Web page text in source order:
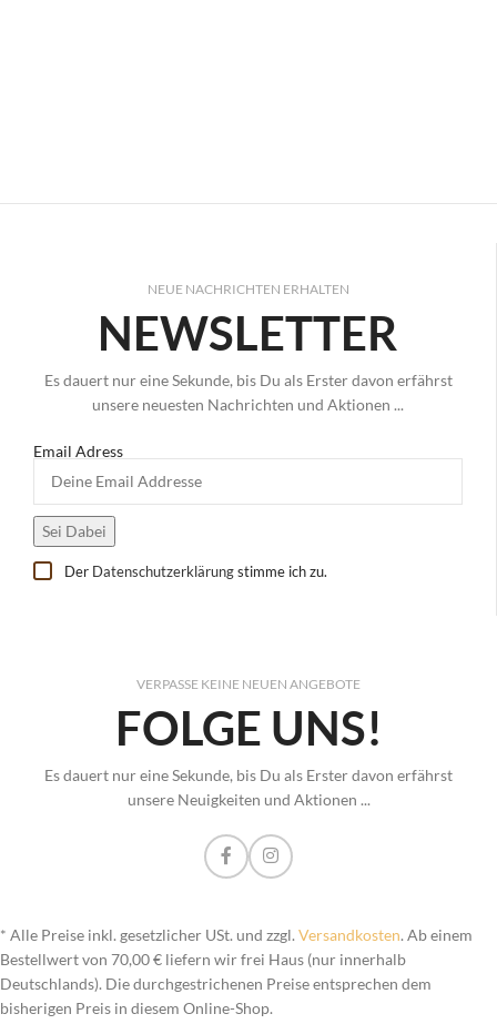
NEUE NACHRICHTEN ERHALTEN
NEWSLETTER
Es dauert nur eine Sekunde, bis Du als Erster davon erfährst
unsere neuesten Nachrichten und Aktionen ...
Email Adress
Der Datenschutzerklärungstimme ich zu.
VERPASSE KEINE NEUEN ANGEBOTE
FOLGE UNS!
Es dauert nur eine Sekunde, bis Du als Erster davon erfährst
unsere Neuigkeiten und Aktionen ...
* Alle Preise inkl. gesetzlicher USt. und zzgl. Versandkosten. Ab einem
Bestellwert von 70,00 € liefern wir frei Haus (nur innerhalb
Deutschlands). Die durchgestrichenen Preise entsprechen dem
bisherigen Preis in diesem Online-Shop.